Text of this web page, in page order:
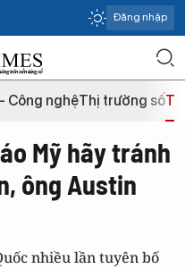
Đăng nhập
Công nghệThị trường số
Mỹ hãy tránh
ông Austin
nhiều lần tuyên bố